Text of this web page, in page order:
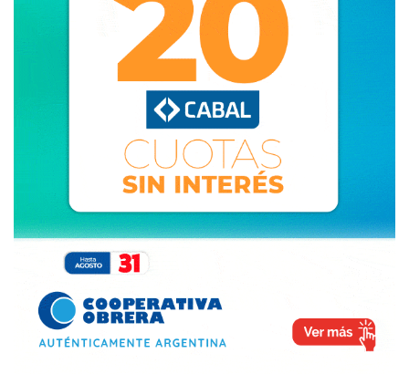
encabezar la lista, apenas sacó el 7,1% de los votos, quedó
quinto y perdió los últimos dos lugares que ocupaba en el
Tras esa elección Segurola advirtió sobre “no firmar el
certificado de defunción del vecinalismo” en Dorrego.
Meses después -a principios de 2018- la Junta Electoral
intimó por primera vez al partido: no había presentado
documentación sensible y había ingresado en “proceso de
caducidad”.
Hoy la misma Junta emitió la intimación definitiva.
FUENTE: LA NUEVA